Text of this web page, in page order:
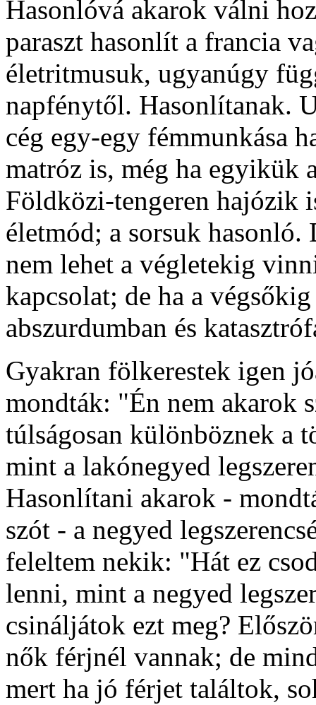
Hasonlóvá akarok válni
paraszt hasonlít a francia
életritmusuk, ugyanúgy
napfénytől. Hasonlítanak.
cég egy-egy fémmunkása
matróz is, még ha egyikük
Földközi-tengeren hajózik
életmód; a sorsuk hasonló.
nem lehet a végletekig
kapcsolat; de ha a
abszurdumban és
Gyakran fölkerestek igen
mondták: "Én nem akarok
túlságosan különböznek a
mint a lakónegyed
Hasonlítani akarok -
szót - a negyed
feleltem nekik: "Hát ez
lenni, mint a negyed
csináljátok ezt meg?
nők férjnél vannak; de
mert ha jó férjet találtok,